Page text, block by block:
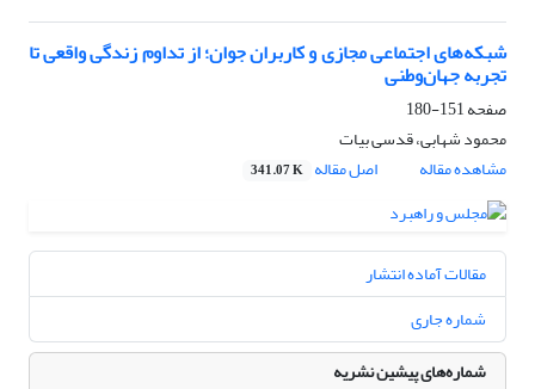
شبکه‌های اجتماعی مجازی و کاربران جوان؛ از تداوم زندگی واقعی تا
تجربه جهان‌وطنی
صفحه151-180
محمود شهابی، قدسی بیات
مشاهده مقاله
اصل مقاله 341.07 K
مقالات آماده انتشار
شماره جاری
شماره‌های پیشین نشریه